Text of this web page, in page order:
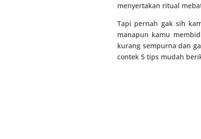
menyertakan ritual
Tapi pernah gak sih
manapun kamu
kurang sempurna dan
contek 5 tips mudah